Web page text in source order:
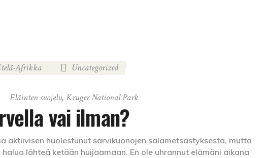
Afrikka Uncategorized
Eläinten suojelu, Kruger National Park
vai ilman?
aktiivisen huolestunut sarvikuonojen salametsästyksestä, mutta
lähteä ketään huijaamaan. En ole uhrannut elämäni aikana